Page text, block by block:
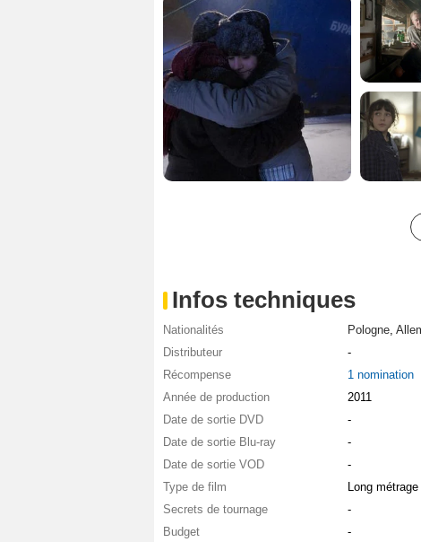
Infos techniques
Nationalités Pologne,
Distributeur
-
Récompense
1 nomination
Année de production
2011
Date de sortie DVD
-
Date de sortie Blu-ray
-
Date de sortie VOD
-
Type de film
Long métrage
Secrets de tournage
-
Budget
-